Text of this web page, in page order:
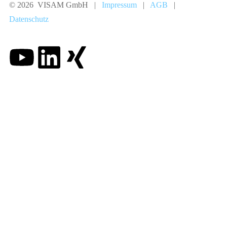
© 2026 VISAM GmbH | Impressum | AGB |
Datenschutz